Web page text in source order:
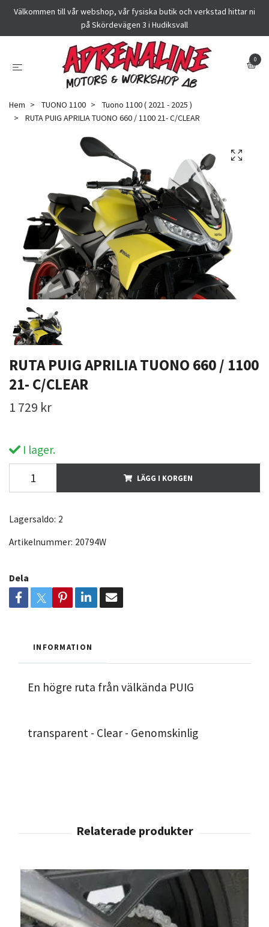
Välkommen till vår webshop, vår fysiska butik och verkstad hittar ni
på Skördevägen 3 i Hudiksvall
0
Hem TUONO 1100
Tuono 1100 ( 2021 - 2025 )
RUTA PUIG APRILIA TUONO 660 / 1100 21- C/CLEAR
RUTA PUIG APRILIA TUONO 660 / 1100
21- C/CLEAR
1 729 kr
I lager.
LÄGG I KORGEN
Lagersaldo: 2
Artikelnummer: 20794W
Dela
INFORMATION
En högre ruta från välkända PUIG
transparent - Clear - Genomskinlig